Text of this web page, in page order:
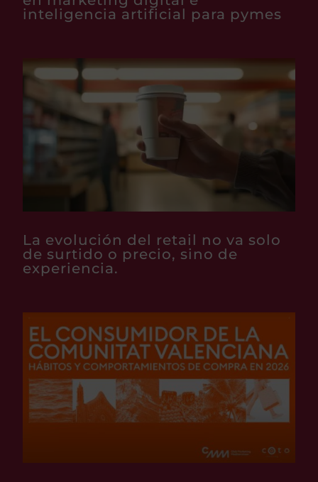
inteligencia artificial para pymes
La evolución del retail no va solo
de surtido o precio, sino de
experiencia.